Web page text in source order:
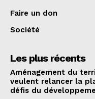
Faire un don
Société
Les plus récents
Aménagement du
veulent relancer la
défis du